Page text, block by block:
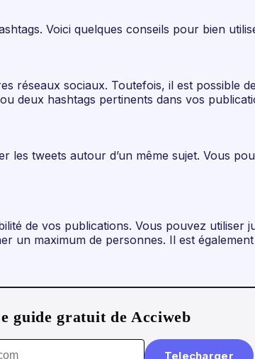
Voici quelques conseils pour bien
réseaux sociaux. Toutefois, il est possible
deux hashtags pertinents dans vos
tweets autour d’un même sujet. Vous
de vos publications. Vous pouvez utiliser
un maximum de personnes. Il est
guide gratuit de Acciweb
Telecharger